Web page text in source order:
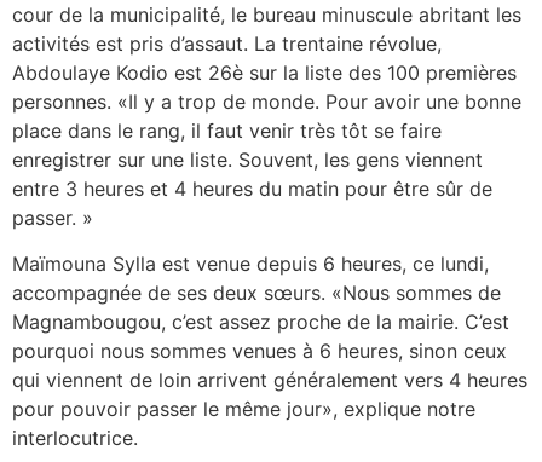
cour de la municipalité, le bureau minuscule abritant les
activités est pris d’assaut. La trentaine révolue,
Abdoulaye Kodio est 26è sur la liste des 100 premières
personnes. «Il y a trop de monde. Pour avoir une bonne
place dans le rang, il faut venir très tôt se faire
enregistrer sur une liste. Souvent, les gens viennent
entre 3 heures et 4 heures du matin pour être sûr de
passer. »
Maïmouna Sylla est venue depuis 6 heures, ce lundi,
accompagnée de ses deux sœurs. «Nous sommes de
Magnambougou, c’est assez proche de la mairie. C’est
pourquoi nous sommes venues à 6 heures, sinon ceux
qui viennent de loin arrivent généralement vers 4 heures
pour pouvoir passer le même jour», explique notre
interlocutrice.